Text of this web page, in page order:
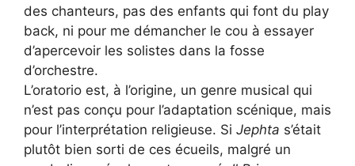
des chanteurs, pas des enfants qui font du play
back, ni pour me démancher le cou à essayer
d’apercevoir les solistes dans la fosse
d’orchestre.
L’oratorio est, à l’origine, un genre musical qui
n’est pas conçu pour l’adaptation scénique, mais
pour l’interprétation religieuse. Si Jephta s’était
plutôt bien sorti de ces écueils, malgré un